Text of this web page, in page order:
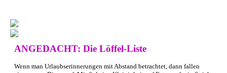
ANGEDACHT: Die Löffel-Liste
Wenn man Urlaubserinnerungen mit Abstand betrachtet, dann fallen